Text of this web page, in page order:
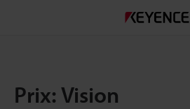
Prix: Vision